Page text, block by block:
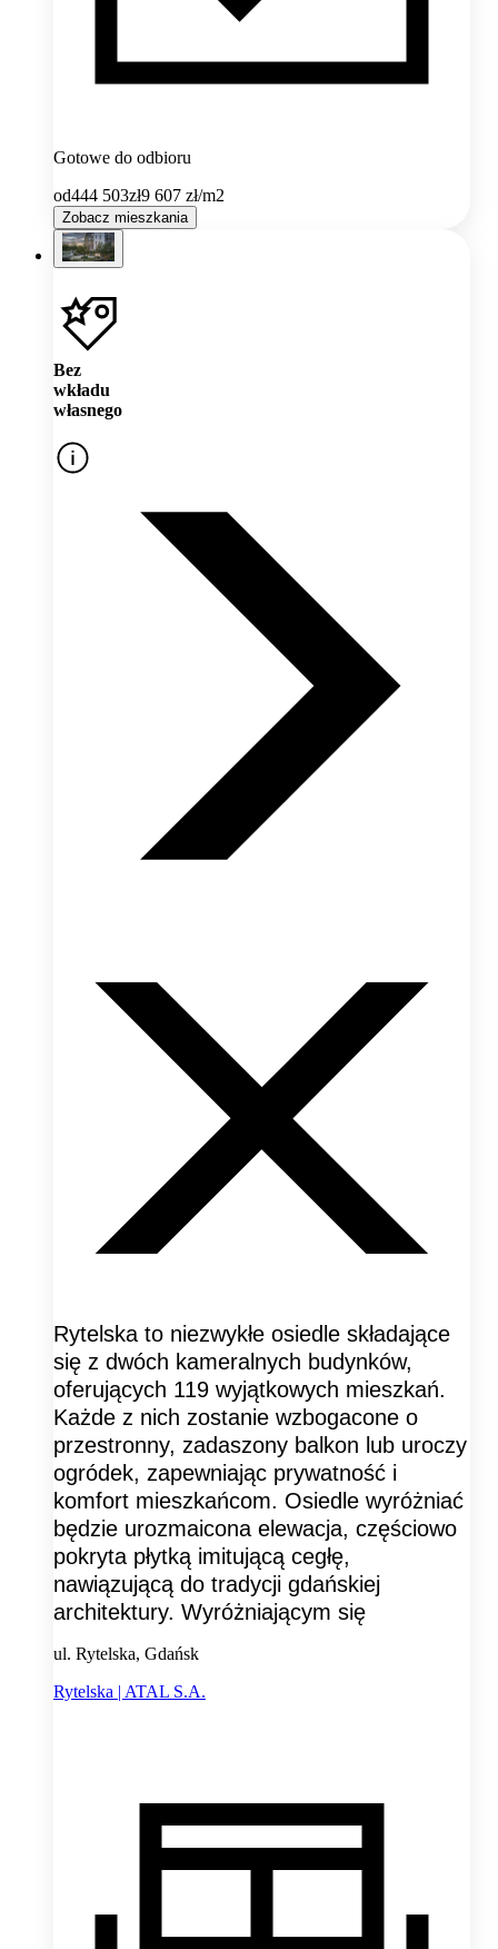
Gotowe do odbioru
od444 503zł9 607 zł/m2
Zobacz mieszkania
Bez
wkładu
własnego
Rytelska to niezwykłe osiedle składające
się z dwóch kameralnych budynków,
oferujących 119 wyjątkowych mieszkań.
Każde z nich zostanie wzbogacone o
przestronny, zadaszony balkon lub uroczy
ogródek, zapewniając prywatność i
komfort mieszkańcom. Osiedle wyróżniać
będzie urozmaicona elewacja, częściowo
pokryta płytką imitującą cegłę,
nawiązującą do tradycji gdańskiej
architektury. Wyróżniającym się
ul. Rytelska, Gdańsk
Rytelska | ATAL S.A.